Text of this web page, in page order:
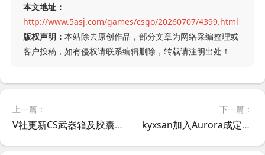
本文地址：
http://www.5asj.com/games/csgo/20260707/4399.html
版权声明： 本站除去原创作品，部分文章为网络采编整理或
客户投稿，如有侵权请联系编辑删除，转载请注明出处！
上一篇：
V社更新CS武器箱及胶囊在Steam端的展示界面
下一篇：
kyxsan加入Aurora成定局，参加北马其顿本地线下赛事并成功夺冠